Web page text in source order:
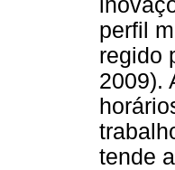
perfil
regido
2009).
tende